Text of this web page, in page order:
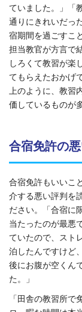
ていました。」「
通りにきれいだっ
宿期間を過ごすこ
担当教官が方言で
しろくて教習が楽
てもらえたおかげ
上のように、教
価しているものが
合宿免許の
合宿免許もいいこ
介する悪い評判を
ださい。「合宿に
当たったのが最悪
ていたので、スト
泊したんですけど
後にお腹が空くん
た。」
「田舎の教習所